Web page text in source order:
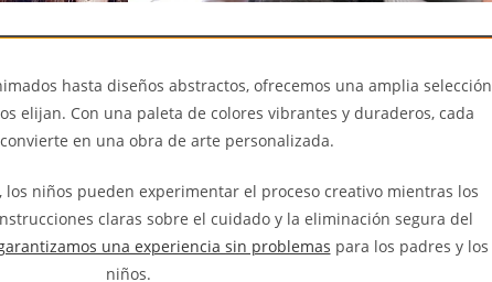
hasta diseños abstractos, ofrecemos una amplia selección
elijan. Con una paleta de colores vibrantes y duraderos, cada
en una obra de arte personalizada.
los niños pueden experimentar el proceso creativo mientras los
claras sobre el cuidado y la eliminación segura del
una experiencia sin problemas para los padres y los
niños.